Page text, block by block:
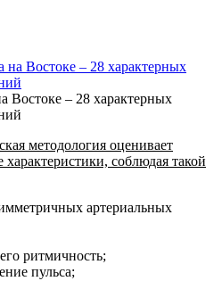
Востоке – 28 характерных
методология оценивает
характеристики, соблюдая такой
артериальных
ритмичность;
пульса;